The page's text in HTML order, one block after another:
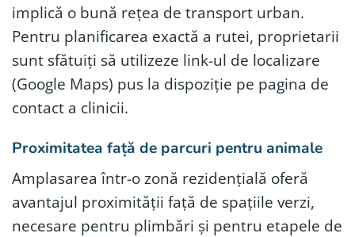
implică o bună rețea de transport urban.
Pentru planificarea exactă a rutei, proprietarii
sunt sfătuiți să utilizeze link-ul de localizare
(Google Maps) pus la dispoziție pe pagina de
contact a clinicii.
Proximitatea față de parcuri pentru animale
Amplasarea într-o zonă rezidențială oferă
avantajul proximității față de spațiile verzi,
necesare pentru plimbări și pentru etapele de